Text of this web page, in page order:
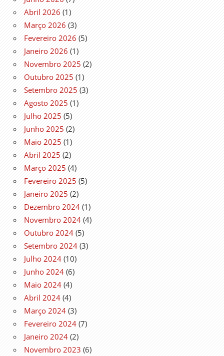
Abril 2026 (1)
Março 2026 (3)
Fevereiro 2026 (5)
Janeiro 2026 (1)
Novembro 2025 (2)
Outubro 2025 (1)
Setembro 2025 (3)
Agosto 2025 (1)
Julho 2025 (5)
Junho 2025 (2)
Maio 2025 (1)
Abril 2025 (2)
Março 2025 (4)
Fevereiro 2025 (5)
Janeiro 2025 (2)
Dezembro 2024 (1)
Novembro 2024 (4)
Outubro 2024 (5)
Setembro 2024 (3)
Julho 2024 (10)
Junho 2024 (6)
Maio 2024 (4)
Abril 2024 (4)
Março 2024 (3)
Fevereiro 2024 (7)
Janeiro 2024 (2)
Novembro 2023 (6)